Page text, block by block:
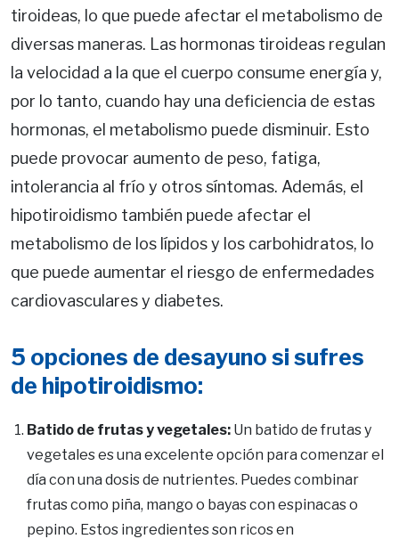
tiroideas, lo que puede afectar el metabolismo de
diversas maneras. Las hormonas tiroideas regulan
la velocidad a la que el cuerpo consume energía y,
por lo tanto, cuando hay una deficiencia de estas
hormonas, el metabolismo puede disminuir. Esto
puede provocar aumento de peso, fatiga,
intolerancia al frío y otros síntomas. Además, el
hipotiroidismo también puede afectar el
metabolismo de los lípidos y los carbohidratos, lo
que puede aumentar el riesgo de enfermedades
cardiovasculares y diabetes.
5 opciones de desayuno si sufres
de hipotiroidismo:
Batido de frutas y vegetales: Un batido de frutas y
vegetales es una excelente opción para comenzar el
día con una dosis de nutrientes. Puedes combinar
frutas como piña, mango o bayas con espinacas o
pepino. Estos ingredientes son ricos en